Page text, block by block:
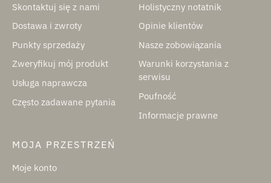
Skontaktuj się z nami
Dostawa i zwroty
Punkty sprzedaży
Zweryfikuj mój produkt
Usługa naprawcza
Często zadawane pytania
Holistyczny notatnik
Opinie klientów
Nasze zobowiązania
Warunki korzystania z
serwisu
Poufność
Informacje prawne
MOJA PRZESTRZEŃ
Moje konto